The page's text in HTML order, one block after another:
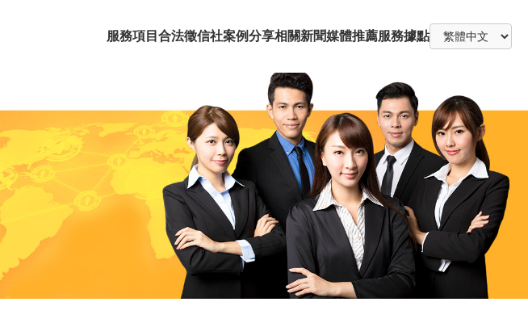
服務項目 合法徵信社案例分享相關新聞媒體推薦服務據點